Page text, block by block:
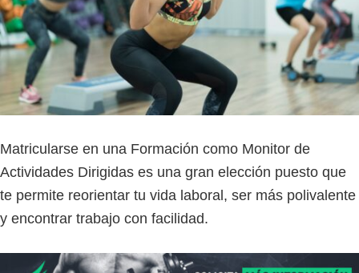
Matricularse en una Formación como Monitor de
Actividades Dirigidas es una gran elección puesto que
te permite reorientar tu vida laboral, ser más polivalente
y encontrar trabajo con facilidad.